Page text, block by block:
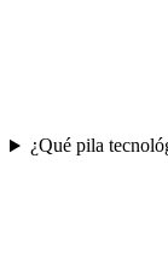
¿Qué pila